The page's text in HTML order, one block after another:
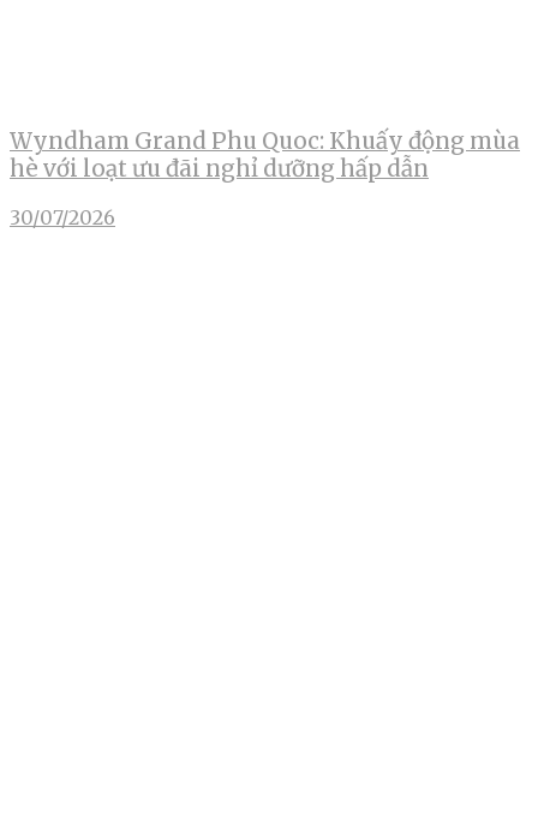
Wyndham Grand Phu Quoc: Khuấy động mùa
hè với loạt ưu đãi nghỉ dưỡng hấp dẫn
30/07/2026